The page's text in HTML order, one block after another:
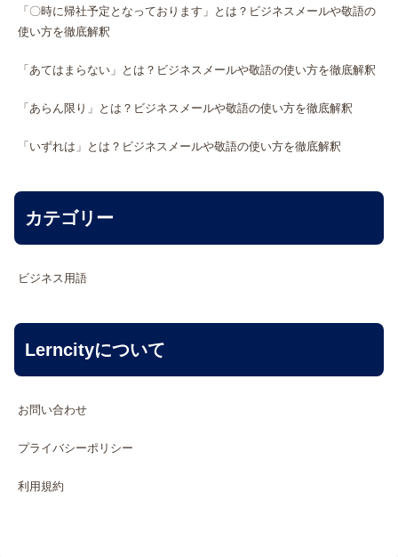
「〇時に帰社予定となっております」とは？ビジネスメールや敬語の
使い方を徹底解釈
「あてはまらない」とは？ビジネスメールや敬語の使い方を徹底解釈
「あらん限り」とは？ビジネスメールや敬語の使い方を徹底解釈
「いずれは」とは？ビジネスメールや敬語の使い方を徹底解釈
カテゴリー
ビジネス用語
Lerncityについて
お問い合わせ
プライバシーポリシー
利用規約